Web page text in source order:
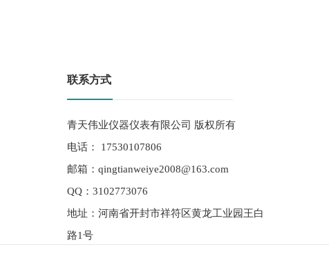
联系方式
青天伟业仪器仪表有限公司 版权所有
电话： 17530107806
邮箱：qingtianweiye2008@163.com
QQ：3102773076
地址：河南省开封市祥符区黄龙工业园王白
路1号